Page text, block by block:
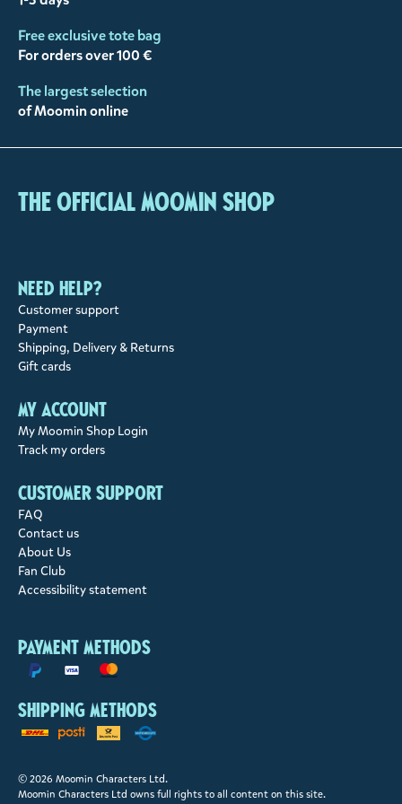
Free exclusive tote bag
For orders over 100 €
The largest selection
of Moomin online
The Official Moomin Shop
Need help?
Customer support
Payment
Shipping, Delivery & Returns
Gift cards
My account
My Moomin Shop Login
Track my orders
Customer support
FAQ
Contact us
About Us
Fan Club
Accessibility statement
Payment methods
Shipping methods
© 2026 Moomin Characters Ltd.
Moomin Characters Ltd owns full rights to all content on this site.